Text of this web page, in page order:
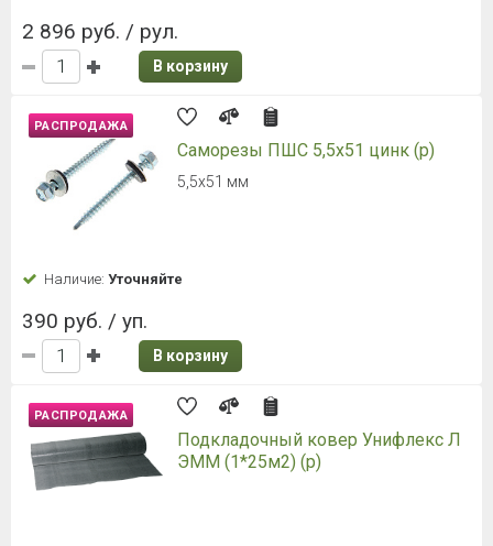
2 896 руб. / рул.
В корзину
РАСПРОДАЖА
Саморезы ПШС 5,5х51 цинк (р)
5,5х51 мм
Наличие: Уточняйте
390 руб. / уп.
В корзину
РАСПРОДАЖА
Подкладочный ковер Унифлекс Л
ЭММ (1*25м2) (р)